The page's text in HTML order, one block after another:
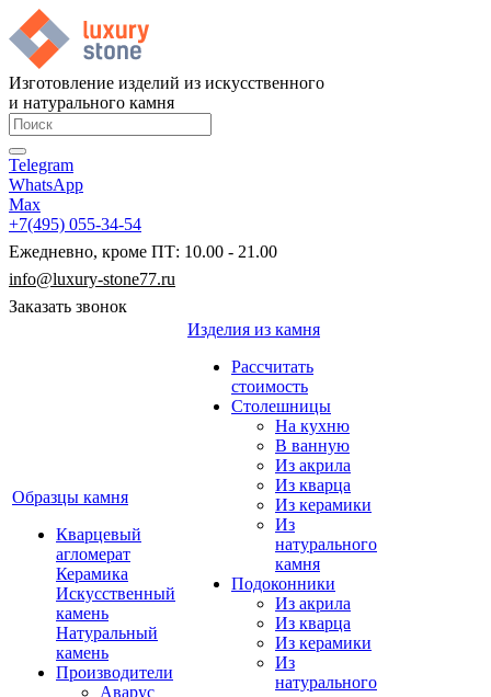
Изготовление изделий из искусственного
и натурального камня
Telegram
WhatsApp
Max
+7(495) 055-34-54
Ежедневно, кроме ПТ: 10.00 - 21.00
info@luxury-stone77.ru
Заказать звонок
Образцы камня
Кварцевый
агломерат
Керамика
Искусственный
камень
Натуральный
камень
Производители
Аварус
Изделия из камня
Рассчитать
стоимость
Столешницы
На кухню
В ванную
Из акрила
Из кварца
Из керамики
Из
натурального
камня
Подоконники
Из акрила
Из кварца
Из керамики
Из
натурального